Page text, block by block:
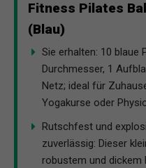
Fitness Pilates
(Blau)
Sie erhalten: 10 blaue
Durchmesser, 1
Netz; ideal für
Yogakurse oder
Rutschfest und
zuverlässig: Dieser
robustem und dickem